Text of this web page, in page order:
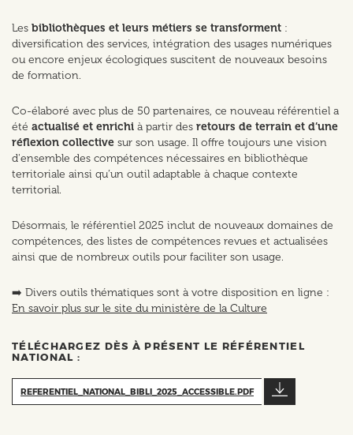
Les bibliothèques et leurs métiers se transforment :
diversification des services, intégration des usages numériques
ou encore enjeux écologiques suscitent de nouveaux besoins
de formation.
Co-élaboré avec plus de 50 partenaires, ce nouveau référentiel a
été actualisé et enrichi à partir des retours de terrain et d’une
réflexion collective sur son usage. Il offre toujours une vision
d'ensemble des compétences nécessaires en bibliothèque
territoriale ainsi qu’un outil adaptable à chaque contexte
territorial.
Désormais, le référentiel 2025 inclut de nouveaux domaines de
compétences, des listes de compétences revues et actualisées
ainsi que de nombreux outils pour faciliter son usage.
➡️ Divers outils thématiques sont à votre disposition en ligne :
En savoir plus sur le site du ministère de la Culture
TÉLÉCHARGEZ DÈS À PRÉSENT LE RÉFÉRENTIEL
NATIONAL :
REFERENTIEL_NATIONAL_BIBLI_2025_ACCESSIBLE.PDF